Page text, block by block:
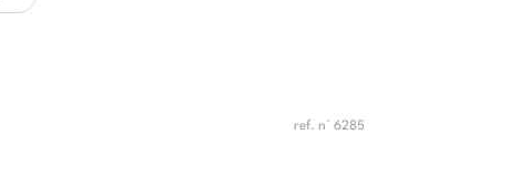
ref. n° 6285